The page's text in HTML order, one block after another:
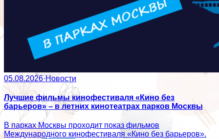
05.08.2026·Новости
Лучшие фильмы кинофестиваля «Кино без
барьеров» – в летних кинотеатрах парков Москвы
В парках Москвы проходит показ фильмов
Международного кинофестиваля «Кино без барьеров».